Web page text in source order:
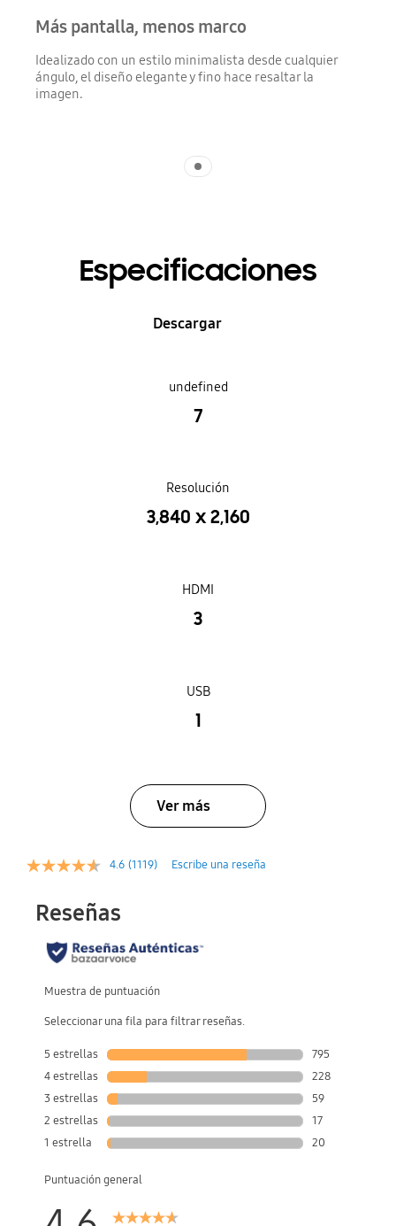
Más pantalla, menos marco
Idealizado con un estilo minimalista desde cualquier
ángulo, el diseño elegante y fino hace resaltar la
imagen.
Especificaciones
Descargar
undefined
7
Resolución
3,840 x 2,160
HDMI
3
USB
1
Ver más
4.6 (1119) Escribe una reseña